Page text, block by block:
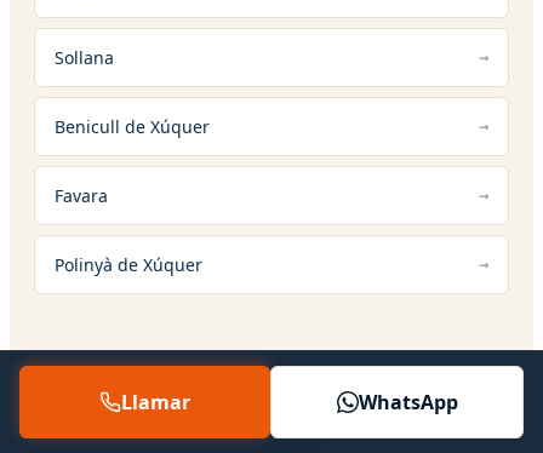
Sollana
Benicull de Xúquer
Favara
Polinyà de Xúquer
12 — SERVICIOS RELACIONADOS
Llamar WhatsApp